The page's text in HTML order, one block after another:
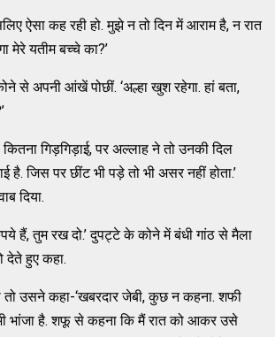
ऐसा कह रही हो. मुझे न तो दिन में आराम है, न रात
मेरे यतीम बच्चे का?’
से अपनी आंखें पोछीं. ‘अल्हा खुश रहेगा. हां बता,
गिड़गिड़ाई, पर अल्लाह ने तो उनकी दिल
है. जिस पर छींट भी पड़े तो भी असर नहीं होता.’
दिया.
हैं, तुम रख दो.’ दुपट्टे के कोने में बंधी गांठ से मैला
देते हुए कहा.
उसने कहा-‘खबरदार जेबी, कुछ न कहना. शफी
भी भांजा है. शफू से कहना कि मैं रात को आकर उसे